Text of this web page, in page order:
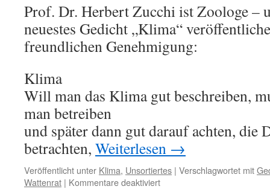
Prof. Dr. Herbert Zucchi ist Zoologe –
neuestes Gedicht „Klima“
freundlichen Genehmigung:
Klima
Will man das Klima gut beschreiben,
man betreiben
und später dann gut darauf achten, die
betrachten, Weiterlesen →
Veröffentlicht unter Klima, Unsortiertes | Verschlagwortet mit
Wattenrat | Kommentare deaktiviertfür